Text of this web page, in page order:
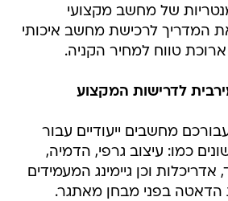
של מחשב מקצועי
המדריך לרכישת מחשב איכותי
טווח למחיר הקניה.
לדרישות המקצוע
מחשבים ייעודיים עבור
כמו: עיצוב גרפי, הדמיה,
וכן גיימינג המעמידים
הדאטה בפני מבחן מאתגר.